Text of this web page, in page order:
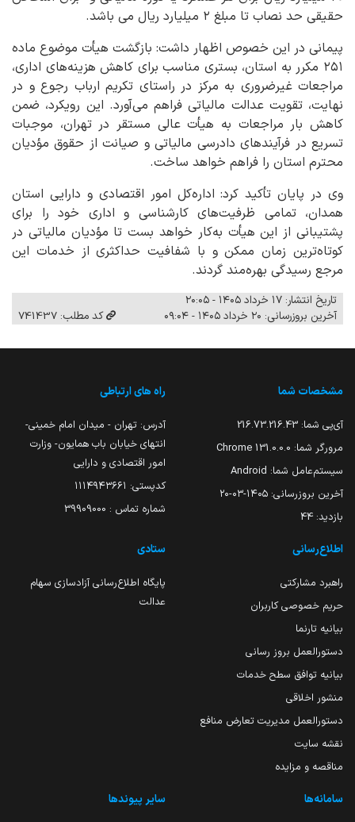
حقیقی حد نصاب تا مبلغ ۲ میلیارد ریال می باشد.
پیمانی در این خصوص اظهار داشت: بازگشت هیأت موضوع ماده
۲۵۱ مکرر به استان، بستری مناسب برای کاهش هزینه‌های اداری،
مراجعات غیرضروری به مرکز در راستای تکریم ارباب رجوع و در
نهایت، تقویت عدالت مالیاتی فراهم می‌آورد. این رویکرد، ضمن
کاهش بار مراجعات به هیأت عالی مستقر در تهران، موجبات
تسریع در فرآیندهای دادرسی مالیاتی و صیانت از حقوق مؤدیان
محترم استان را فراهم خواهد ساخت.
وی در پایان تأکید کرد: اداره‌کل امور اقتصادی و دارایی استان
همدان، تمامی ظرفیت‌های کارشناسی و اداری خود را برای
پشتیبانی از این هیأت به‌کار خواهد بست تا مؤدیان مالیاتی در
کوتاه‌ترین زمان ممکن و با شفافیت حداکثری از خدمات این
مرجع رسیدگی بهره‌مند گردند.
تاریخ انتشار: ۱۷ خرداد ۱۴۰۵ - ۲۰:۰۵
آخرین بروزرسانی: ۲۰ خرداد ۱۴۰۵ - ۰۹:۰۴
کد مطلب: 741437
مشخصات شما
آی‌پی شما: 216.73.216.43
مرورگر شما: 131.0.0.0 Chrome
سیستم‌عامل شما: Android
آخرین بروزرسانی: ۱۴۰۵-۰۳-۲۰
بازدید: 44
راه های ارتباطی
آدرس: تهران - میدان امام خمینی-
انتهای خیابان باب همایون- وزارت
امور اقتصادی و دارایی
کدپستی: ۱۱۱۴۹۴۳۶۶۱
شماره تماس : 39909000
اطلاع‌رسانی
راهبرد مشارکتی
حریم خصوصی کاربران
بیانیه تارنما
دستورالعمل بروز رسانی
بیانیه توافق سطح خدمات
منشور اخلاقی
دستورالعمل مدیریت تعارض منافع
نقشه سایت
مناقصه و مزایده
ستادی
پایگاه اطلاع‌رسانی آزادسازی سهام
عدالت
سامانه‌ها سایر پیوندها